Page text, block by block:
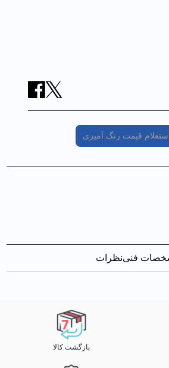
استعلام قیمت رنگ آمیزی
فنینظرات
بازگشت کالا